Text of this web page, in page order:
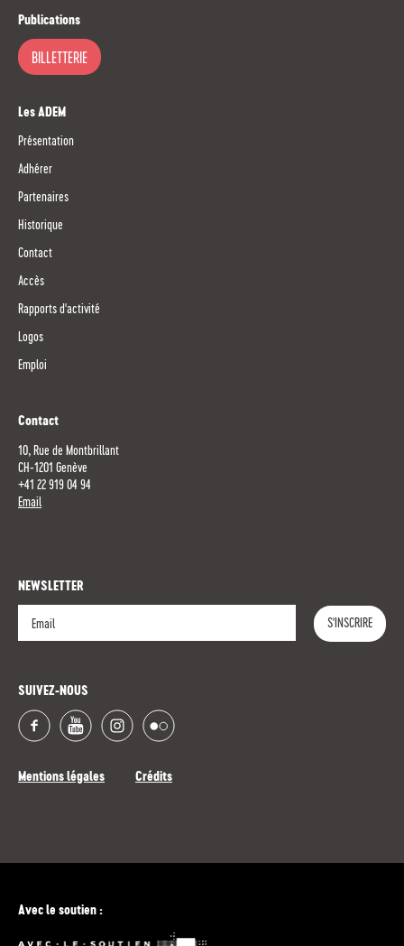
Publications
BILLETTERIE
Les ADEM
Présentation
Adhérer
Partenaires
Historique
Contact
Accès
Rapports d'activité
Logos
Emploi
Contact
10, Rue de Montbrillant
CH-1201 Genève
+41 22 919 04 94
Email
NEWSLETTER
S'INSCRIRE
SUIVEZ-NOUS
Mentions légales Crédits
Avec le soutien :